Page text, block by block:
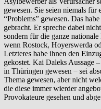
gewesen. Sie seien niemals für
“Problems” gewesen. Das
gebracht. Er spreche dabei
sondern für die ganze
wenn Rostock, Hoyerswerda
Letzteres habe ihnen den
gekostet. Kai Daleks Aussage
in Thüringen gewesen – sei
Thema gewesen, aber nicht
die diese immer wierder
Provokateure gesehen und